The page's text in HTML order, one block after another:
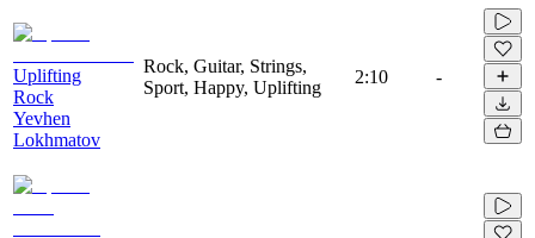
Uplifting
Rock
Yevhen
Lokhmatov
Rock, Guitar, Strings,
Sport, Happy, Uplifting
2:10 -